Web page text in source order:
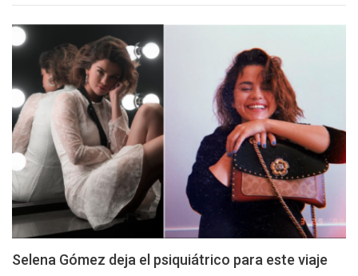
Selena Gómez deja el psiquiátrico para este viaje